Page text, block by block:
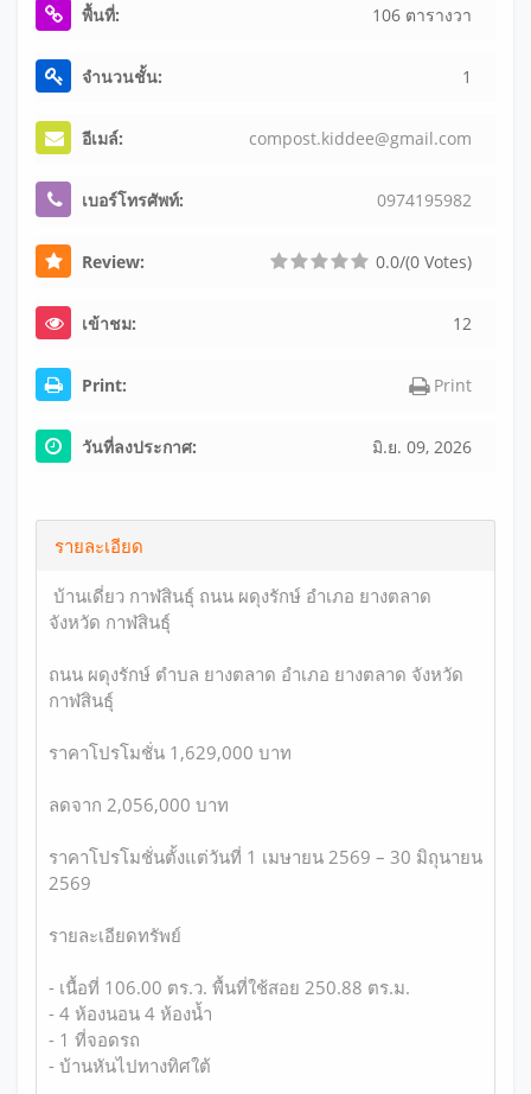
พื้นที่: 106 ตารางวา
จำนวนชั้น: 1
อีเมล์: compost.kiddee@gmail.com
เบอร์โทรศัพท์: 0974195982
Review: 0.0/(0 Votes)
เข้าชม: 12
Print: Print
วันที่ลงประกาศ: มิ.ย. 09, 2026
รายละเอียด
บ้านเดี่ยว กาฬสินธุ์ ถนน ผดุงรักษ์ อำเภอ ยางตลาด
จังหวัด กาฬสินธุ์
ถนน ผดุงรักษ์ ตำบล ยางตลาด อำเภอ ยางตลาด จังหวัด
กาฬสินธุ์
ราคาโปรโมชั่น 1,629,000 บาท
ลดจาก 2,056,000 บาท
ราคาโปรโมชั่นตั้งแต่วันที่ 1 เมษายน 2569 – 30 มิถุนายน
2569
รายละเอียดทรัพย์
- เนื้อที่ 106.00 ตร.ว. พื้นที่ใช้สอย 250.88 ตร.ม.
- 4 ห้องนอน 4 ห้องน้ำ
- 1 ที่จอดรถ
- บ้านหันไปทางทิศใต้